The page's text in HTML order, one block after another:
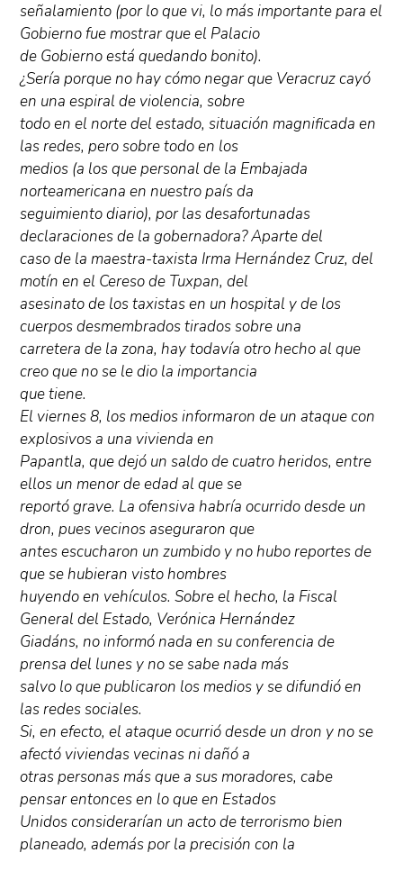
señalamiento (por lo que vi, lo más importante para el
Gobierno fue mostrar que el Palacio
de Gobierno está quedando bonito).
¿Sería porque no hay cómo negar que Veracruz cayó
en una espiral de violencia, sobre
todo en el norte del estado, situación magnificada en
las redes, pero sobre todo en los
medios (a los que personal de la Embajada
norteamericana en nuestro país da
seguimiento diario), por las desafortunadas
declaraciones de la gobernadora? Aparte del
caso de la maestra-taxista Irma Hernández Cruz, del
motín en el Cereso de Tuxpan, del
asesinato de los taxistas en un hospital y de los
cuerpos desmembrados tirados sobre una
carretera de la zona, hay todavía otro hecho al que
creo que no se le dio la importancia
que tiene.
El viernes 8, los medios informaron de un ataque con
explosivos a una vivienda en
Papantla, que dejó un saldo de cuatro heridos, entre
ellos un menor de edad al que se
reportó grave. La ofensiva habría ocurrido desde un
dron, pues vecinos aseguraron que
antes escucharon un zumbido y no hubo reportes de
que se hubieran visto hombres
huyendo en vehículos. Sobre el hecho, la Fiscal
General del Estado, Verónica Hernández
Giadáns, no informó nada en su conferencia de
prensa del lunes y no se sabe nada más
salvo lo que publicaron los medios y se difundió en
las redes sociales.
Si, en efecto, el ataque ocurrió desde un dron y no se
afectó viviendas vecinas ni dañó a
otras personas más que a sus moradores, cabe
pensar entonces en lo que en Estados
Unidos considerarían un acto de terrorismo bien
planeado, además por la precisión con la